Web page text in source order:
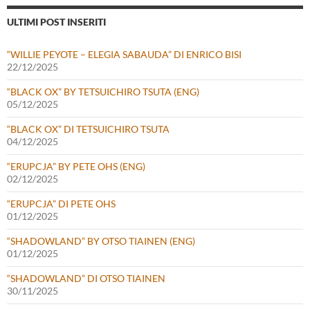
ULTIMI POST INSERITI
“WILLIE PEYOTE – ELEGIA SABAUDA” DI ENRICO BISI
22/12/2025
“BLACK OX” BY TETSUICHIRO TSUTA (ENG)
05/12/2025
“BLACK OX” DI TETSUICHIRO TSUTA
04/12/2025
“ERUPCJA” BY PETE OHS (ENG)
02/12/2025
“ERUPCJA” DI PETE OHS
01/12/2025
“SHADOWLAND” BY OTSO TIAINEN (ENG)
01/12/2025
“SHADOWLAND” DI OTSO TIAINEN
30/11/2025